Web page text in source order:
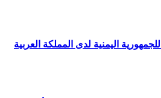
اليمنية لدى المملكة العربية